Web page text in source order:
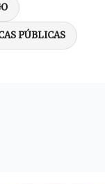
PÚBLICAS